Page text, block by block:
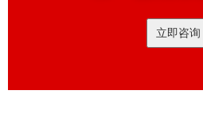
立即咨询